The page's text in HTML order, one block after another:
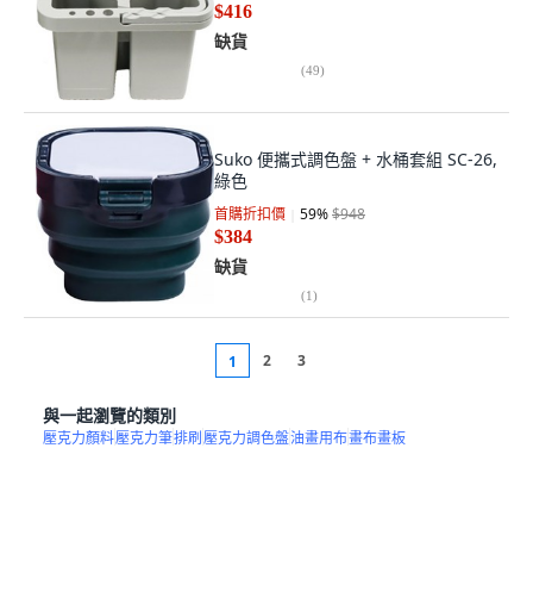
$416
缺貨
(49)
Suko 便攜式調色盤 + 水桶套組 SC-26,
綠色
首購折扣價 59%$948
$384
缺貨
(1)
1 2 3
與一起瀏覽的類別
壓克力顏料壓克力筆排刷壓克力調色盤油畫用布畫布畫板